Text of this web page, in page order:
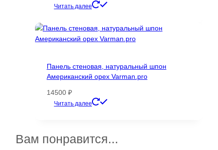
Читать далее
имеет
несколько
можно
выбрать
Панель стеновая, натуральный шпон
Американский орех Varman.pro
14500 ₽
Читать далее
вариаций.
Вам понравится...